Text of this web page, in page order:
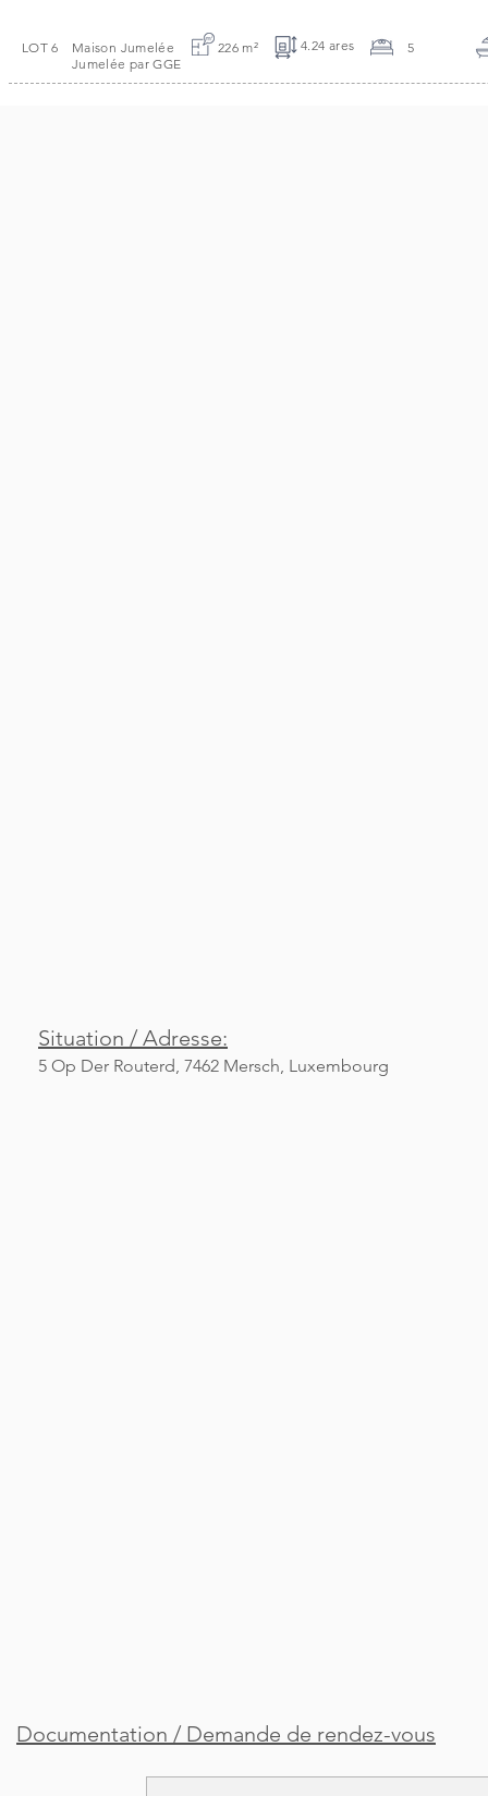
LOT 6
Maison Jumelée
Jumelée par GGE
226 m² 4.24 ares 5
Situation / Adresse:
5 Op Der Routerd, 7462 Mersch, Luxembourg
Documentation / Demande de rendez-vous